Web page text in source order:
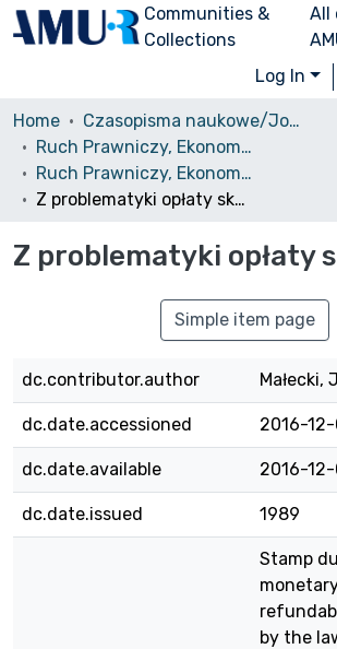
Communities &
Collections
All
Log In
Home
Czasopisma naukowe/Journals
Ruch Prawniczy, Ekonomiczny i Socjologiczny
Ruch Prawniczy, Ekonomiczny i Socjologiczny, 1989, nr 4
Z problematyki opłaty skarbowej
Z problematyki opłaty
Simple item page
dc.contributor.author Małecki,
dc.date.accessioned 2016-12-
dc.date.available 2016-12-
dc.date.issued 1989
Stamp
by the